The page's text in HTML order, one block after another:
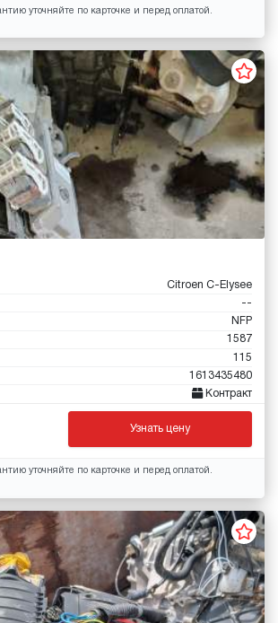
уточняйте по карточке и перед оплатой.
Citroen C-Elysee
--
NFP
1587
115
1613435480
Контракт
Узнать цену
уточняйте по карточке и перед оплатой.